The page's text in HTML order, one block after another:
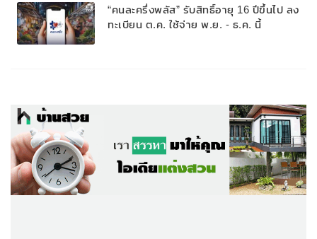
“คนละครึ่งพลัส” รับสิทธิ์อายุ 16 ปีขึ้นไป ลง
ทะเบียน ต.ค. ใช้จ่าย พ.ย. - ธ.ค. นี้